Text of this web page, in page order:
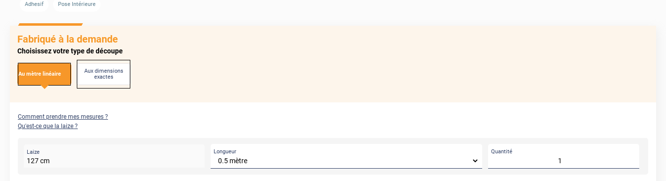
Adhesif Pose Intérieure
Fabriqué à la demande
Choisissez votre type de découpe
Au mètre linéaire
Aux dimensions
exactes
Comment prendre mes mesures ?
Qu'est-ce que la laize ?
Laize
127cm
Longueur Quantité